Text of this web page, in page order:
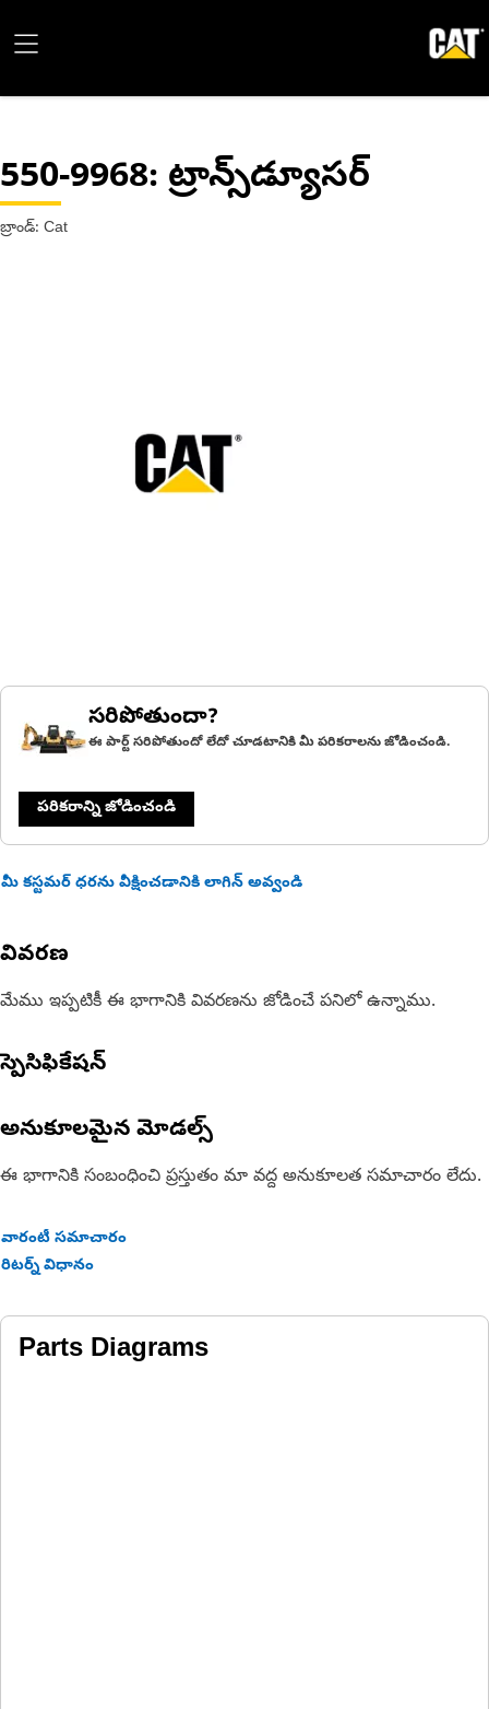
550-9968: ట్రాన్స్‌డ్యూసర్
బ్రాండ్: Cat
సరిపోతుందా?
ఈ పార్ట్ సరిపోతుందో లేదో చూడటానికి మీ పరికరాలను జోడించండి.
పరికరాన్ని జోడించండి
మీ కస్టమర్ ధరను వీక్షించడానికి లాగిన్ అవ్వండి
వివరణ
మేము ఇప్పటికీ ఈ భాగానికి వివరణను జోడించే పనిలో ఉన్నాము.
స్పెసిఫికేషన్
అనుకూలమైన మోడల్స్
ఈ భాగానికి సంబంధించి ప్రస్తుతం మా వద్ద అనుకూలత సమాచారం లేదు.
వారంటీ సమాచారం
రిటర్న్ విధానం
Parts Diagrams